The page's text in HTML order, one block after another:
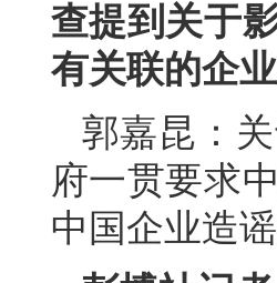
查提到关于
有关联的企
郭嘉昆：
府一贯要求
中国企业造谣